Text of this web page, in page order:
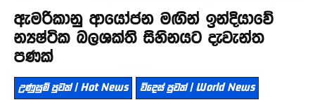
ඇමරිකානු ආයෝජන මඟින් ඉන්දියාවේ
න්‍යෂ්ටික බලශක්ති සිහිනයට දැවැන්ත
පණක්
උණුසුම් පුවත් | Hot News විදෙස් පුවත් | World News